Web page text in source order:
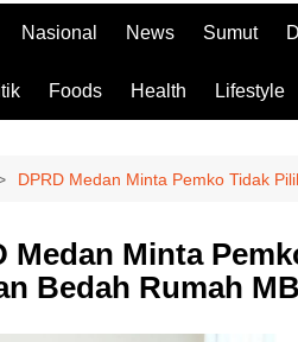
Nasional News Sumut
Foods Health Lifestyle
DPRD Medan Minta Pemko Tidak
Medan Minta
Bedah Rumah